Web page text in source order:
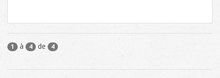
1 à 4 de 4